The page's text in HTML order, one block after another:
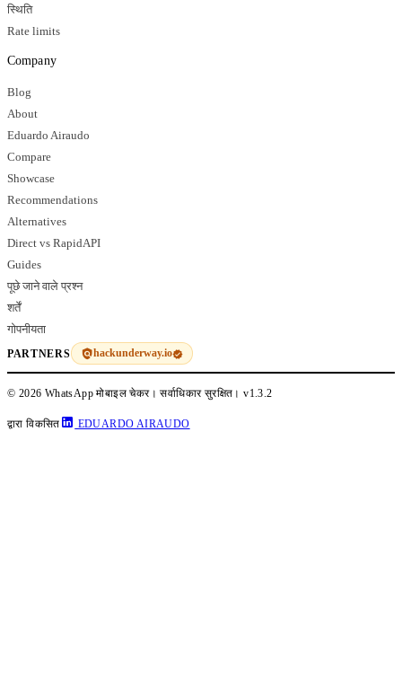
स्थिति
Rate limits
Company
Blog
About
Eduardo Airaudo
Compare
Showcase
Recommendations
Alternatives
Direct vs RapidAPI
Guides
पूछे जाने वाले प्रश्न
शर्तें
गोपनीयता
PARTNERS hackunderway.io
© 2026 WhatsApp मोबाइल चेकर। सर्वाधिकार सुरक्षित।v1.3.2
द्वारा विकसित EDUARDO AIRAUDO